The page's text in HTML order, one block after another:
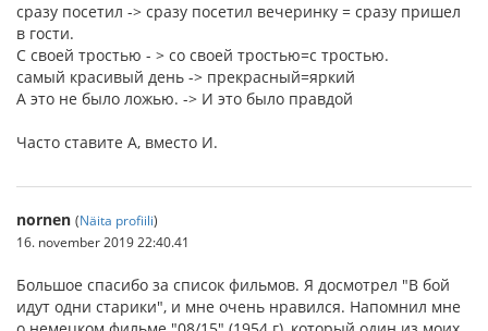
сразу посетил -> сразу посетил вечеринку = сразу пришел
в гости.
С своей тростью - > со своей тростью=с тростью.
самый красивый день -> прекрасный=яркий
А это не было ложью. -> И это было правдой
Часто ставите А, вместо И.
nornen (Näita profiili)
16. november 2019 22:40.41
Большое спасибо за список фильмов. Я досмотрел "В бой
идут одни старики", и мне очень нравился. Напомнил мне